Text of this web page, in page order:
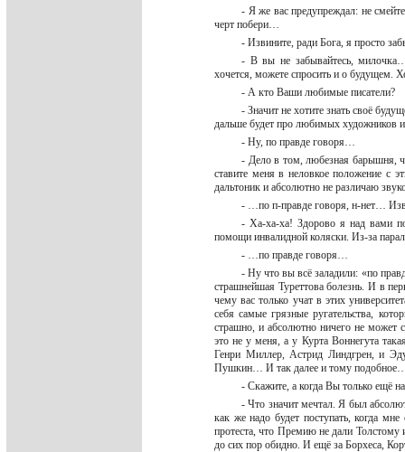
- Я же вас предупреждал: не
черт побери…
- Извините, ради Бога, я просто
- В вы не забывайтесь,
хочется, можете спросить и о будущем.
- А кто Ваши любимые писатели?
- Значит не хотите знать своё
дальше будет про любимых художников
- Ну, по правде говоря…
- Дело в том, любезная барышня,
ставите меня в неловкое положение с
дальтоник и абсолютно не различаю
- …по п-правде говоря, н-нет…
- Ха-ха-ха! Здорово я над вами
помощи инвалидной коляски. Из-за
- …по правде говоря…
- Ну что вы всё заладили: «по
страшнейшая Туреттова болезнь. И в
чему вас только учат в этих
себя самые грязные ругательства,
страшно, и абсолютно ничего не
это не у меня, а у Курта Воннегута
Генри Миллер, Астрид Линдгрен, и
Пушкин… И так далее и тому
- Скажите, а когда Вы только ещё
- Что значит мечтал. Я был
как же надо будет поступать, когда
протеста, что Премию не дали Толстому
до сих пор обидно. И ещё за Борхеса,